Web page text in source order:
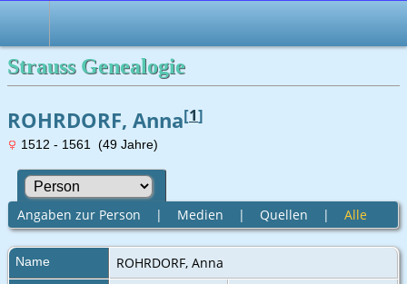
Strauss Genealogie
ROHRDORF, Anna[1]
1512 - 1561 (49 Jahre)
Angaben zur Person | Medien | Quellen | Alle
Name ROHRDORF, Anna